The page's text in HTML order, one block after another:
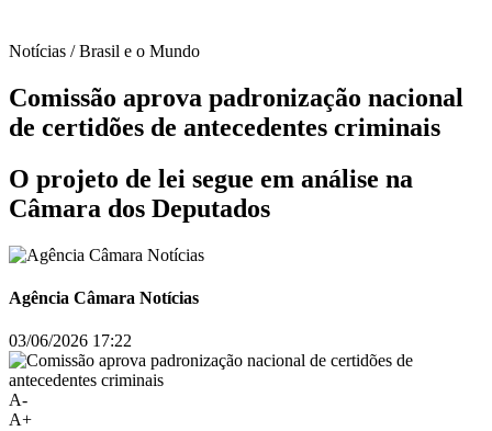
Notícias / Brasil e o Mundo
Comissão aprova padronização nacional
de certidões de antecedentes criminais
O projeto de lei segue em análise na
Câmara dos Deputados
Agência Câmara Notícias
03/06/2026 17:22
A-
A+